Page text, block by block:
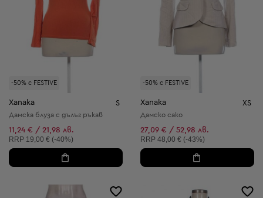
-50% с FESTIVE
Xanaka S
Дамска блуза с дълъг ръкав
11,24 € / 21,98 лв.
Препоръчителна цена:
RRP 19,00 € (-40%)
-50% с FESTIVE
Xanaka XS
Дамско сако
27,09 € / 52,98 лв.
Препоръчителна цена:
RRP 48,00 € (-43%)